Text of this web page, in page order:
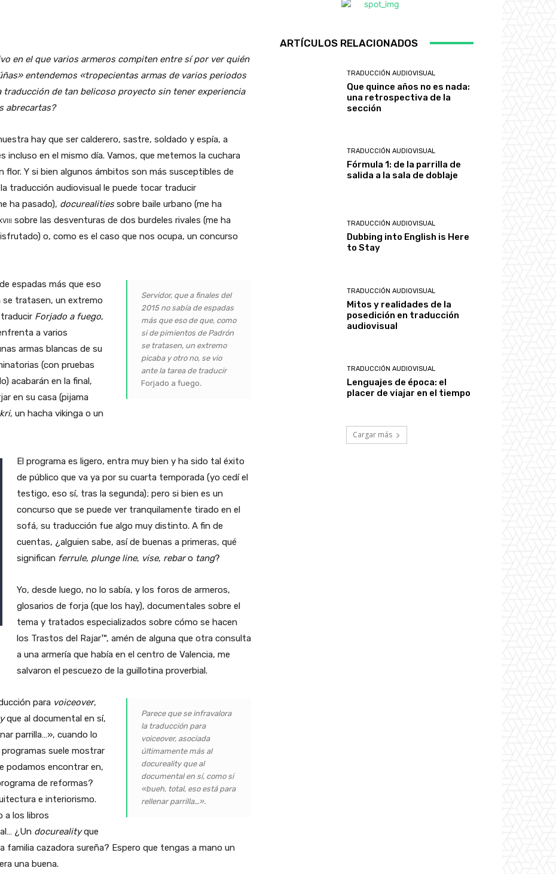
en el que varios armeros compiten entre sí por ver quién
entendemos «tropecientas armas de varios periodos
de tan belicoso proyecto sin tener experiencia
abrecartas?
hay que ser calderero, sastre, soldado y espía, a
incluso en el mismo día. Vamos, que metemos la cuchara
Y si bien algunos ámbitos son más susceptibles de
traducción audiovisual le puede tocar traducir
ha pasado), docurealitiessobre baile urbano (me ha
sobre las desventuras de dos burdeles rivales (me ha
o, como es el caso que nos ocupa, un concurso
Servidor, que a finales del
2015 no sabía de espadas
más que eso de que, como
si de pimientos de Padrón
se tratasen, un extremo
picaba y otro no, se vio
ante la tarea de traducir
Forjado a fuego.
espadas más que eso
se tratasen, un extremo
Forjado a fuego,
a varios
armas blancas de su
(con pruebas
acabarán en la final,
en su casa (pijama
, un hacha vikinga o un
El programa es ligero, entra muy bien y ha sido tal éxito
de público que va ya por su cuarta temporada (yo cedí el
testigo, eso sí, tras la segunda); pero si bien es un
concurso que se puede ver tranquilamente tirado en el
sofá, su traducción fue algo muy distinto. A fin de
cuentas, ¿alguien sabe, así de buenas a primeras, qué
significan ferrule, plunge line, vise, rebaro tang?
Yo, desde luego, no lo sabía, y los foros de armeros,
glosarios de forja (que los hay), documentales sobre el
tema y tratados especializados sobre cómo se hacen
los Trastos del Rajar™, amén de alguna que otra consulta
a una armería que había en el centro de Valencia, me
salvaron el pescuezo de la guillotina proverbial.
Parece que se infravalora
la traducción para
voiceover, asociada
últimamente más al
docureality que al
documental en sí, como si
«bueh, total, eso está para
rellenar parrilla…».
para voiceover,
que al documental en sí,
parrilla…», cuando lo
suele mostrar
podamos encontrar en,
de reformas?
e interiorismo.
a los libros
¿Un docurealityque
familia cazadora sureña? Espero que tengas a mano un
una buena.
ARTÍCULOS RELACIONADOS
TRADUCCIÓN AUDIOVISUAL
Que quince años no es nada:
una retrospectiva de la
sección
TRADUCCIÓN AUDIOVISUAL
Fórmula 1: de la parrilla de
salida a la sala de doblaje
TRADUCCIÓN AUDIOVISUAL
Dubbing into English is Here
to Stay
TRADUCCIÓN AUDIOVISUAL
Mitos y realidades de la
posedición en traducción
audiovisual
TRADUCCIÓN AUDIOVISUAL
Lenguajes de época: el
placer de viajar en el tiempo
Cargar más